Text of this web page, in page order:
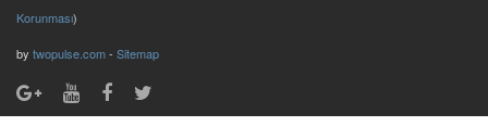
Korunması)
by twopulse.com- Sitemap